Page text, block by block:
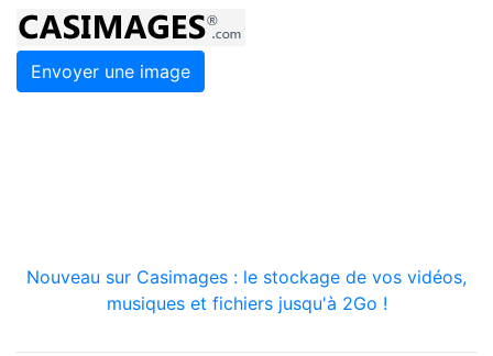
Envoyer une image
Nouveau sur Casimages : le stockage de vos vidéos,
musiques et fichiers jusqu'à 2Go !